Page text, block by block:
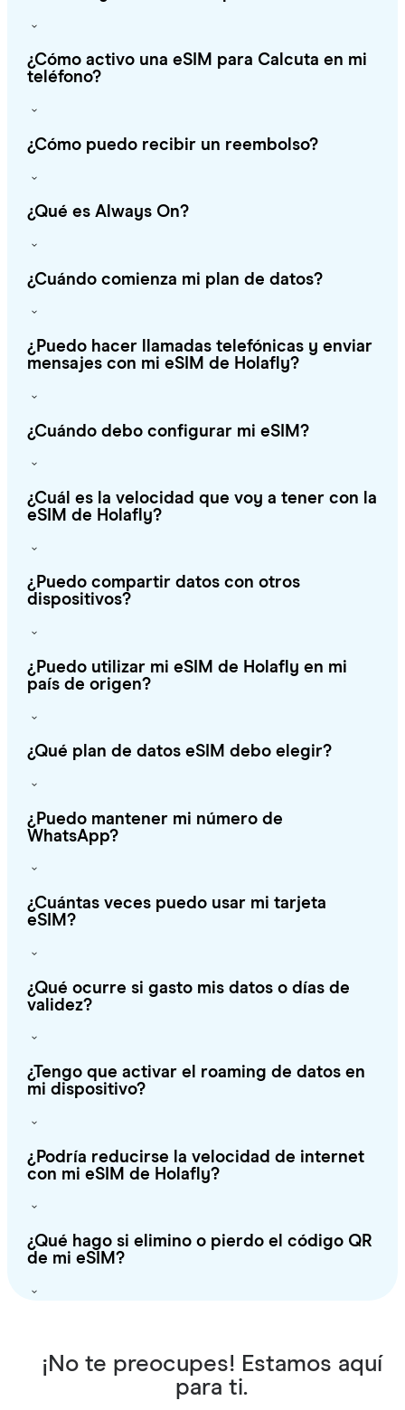
¿Cómo activo una eSIM para Calcuta en mi
teléfono?
¿Cómo puedo recibir un reembolso?
¿Qué es Always On?
¿Cuándo comienza mi plan de datos?
¿Puedo hacer llamadas telefónicas y enviar
mensajes con mi eSIM de Holafly?
¿Cuándo debo configurar mi eSIM?
¿Cuál es la velocidad que voy a tener con la
eSIM de Holafly?
¿Puedo compartir datos con otros
dispositivos?
¿Puedo utilizar mi eSIM de Holafly en mi
país de origen?
¿Qué plan de datos eSIM debo elegir?
¿Puedo mantener mi número de
WhatsApp?
¿Cuántas veces puedo usar mi tarjeta
eSIM?
¿Qué ocurre si gasto mis datos o días de
validez?
¿Tengo que activar el roaming de datos en
mi dispositivo?
¿Podría reducirse la velocidad de internet
con mi eSIM de Holafly?
¿Qué hago si elimino o pierdo el código QR
de mi eSIM?
¡No te preocupes! Estamos aquí
para ti.